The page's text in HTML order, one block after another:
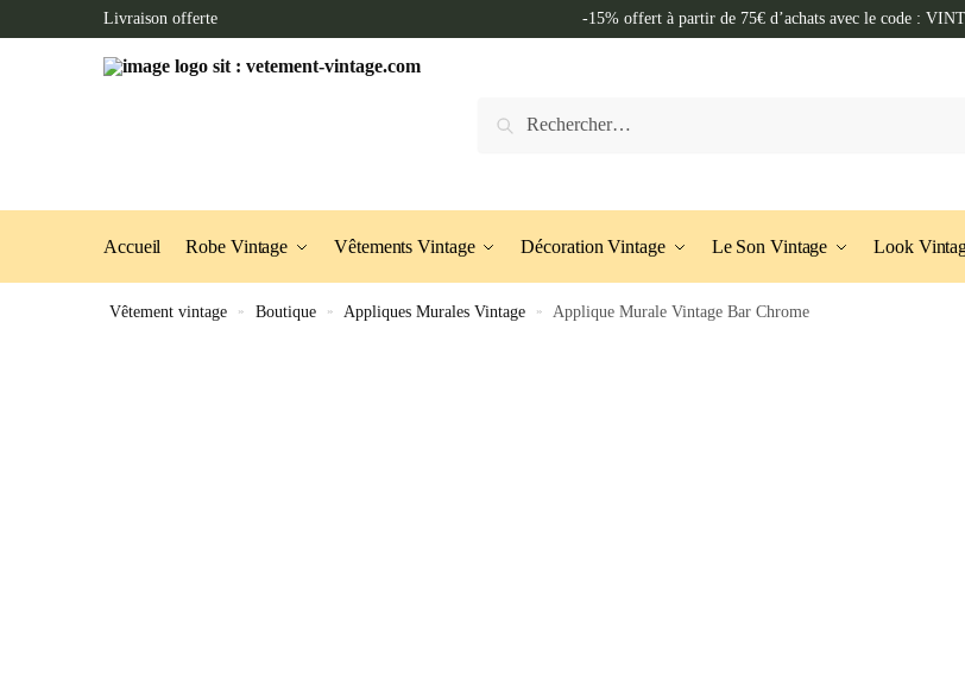
to
to
Livraison offerte -15% offert à partir de 75€ d’achats avec le code :
Accueil Robe Vintage Vêtements Vintage Décoration Vintage Le Son Vintage Look
Vêtement vintage » Boutique » Appliques Murales Vintage » Applique Murale Vintage Bar Chrome